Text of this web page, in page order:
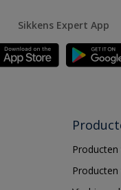
Sikkens Expert App